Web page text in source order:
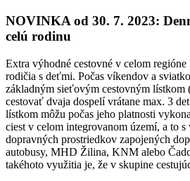
NOVINKA od 30. 7. 2023:
celú rodinu
Extra výhodné cestovné v celom
rodičia s deťmi. Počas víkendov a
základným sieťovým cestovným lístkom
cestovať dvaja dospelí vrátane max. 3
lístkom môžu počas jeho platnosti
ciest v celom integrovanom území, a to
dopravných prostriedkov zapojených
autobusy, MHD Žilina, KNM alebo
takéhoto využitia je, že v skupine